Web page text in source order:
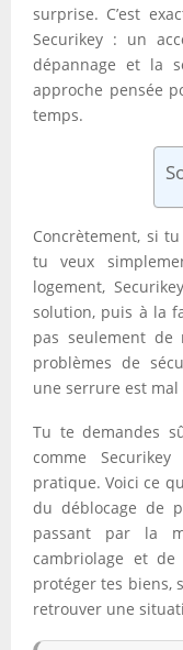
surprise. C’est
Securikey : un
dépannage et la
approche pensée
temps.
Concrètement, si
tu veux
logement,
solution, puis à la
pas seulement de
problèmes de
une serrure est
Tu te demandes
comme
pratique. Voici ce
du déblocage de
passant par la
cambriolage et de
protéger tes biens,
retrouver une